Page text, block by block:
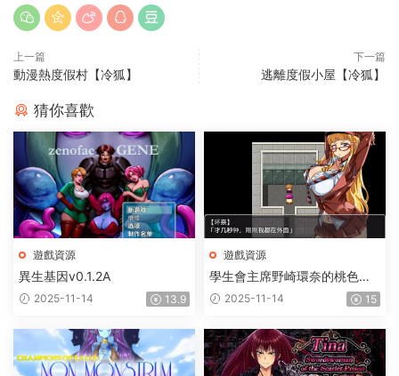
上一篇
動漫熱度假村【冷狐】
下一篇
逃離度假小屋【冷狐】
猜你喜歡
遊戲資源
異生基因v0.1.2A
2025-11-14 13.9
遊戲資源
學生會主席野崎環奈的桃色煩
惱 2025-11-14 15